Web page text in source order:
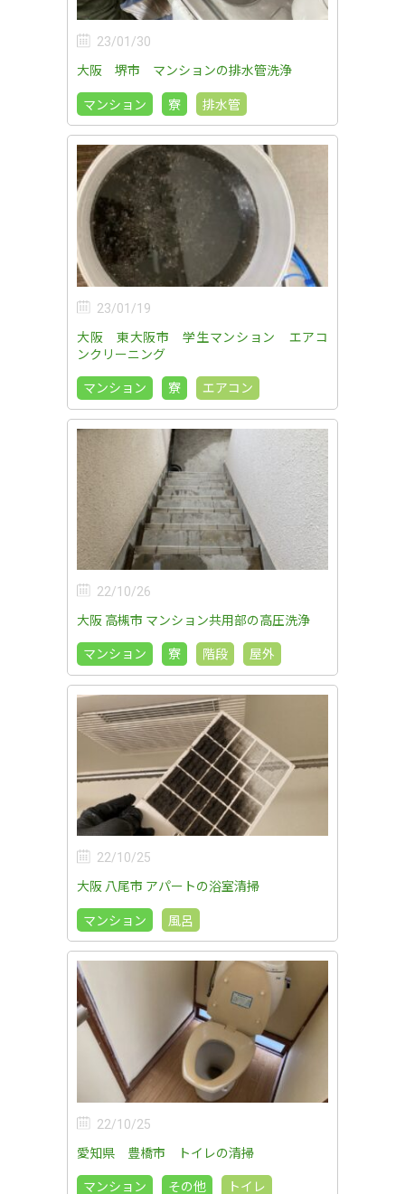
23/01/30
大阪 堺市 マンションの排水管洗浄
マンション
寮 排水管
23/01/19
大阪 東大阪市 学生マンション エアコ
ンクリーニング
マンション
寮 エアコン
22/10/26
大阪 高槻市 マンション共用部の高圧洗浄
マンション
寮 階段 屋外
22/10/25
大阪 八尾市 アパートの浴室清掃
マンション
風呂
22/10/25
愛知県 豊橋市 トイレの清掃
マンション
その他 トイレ